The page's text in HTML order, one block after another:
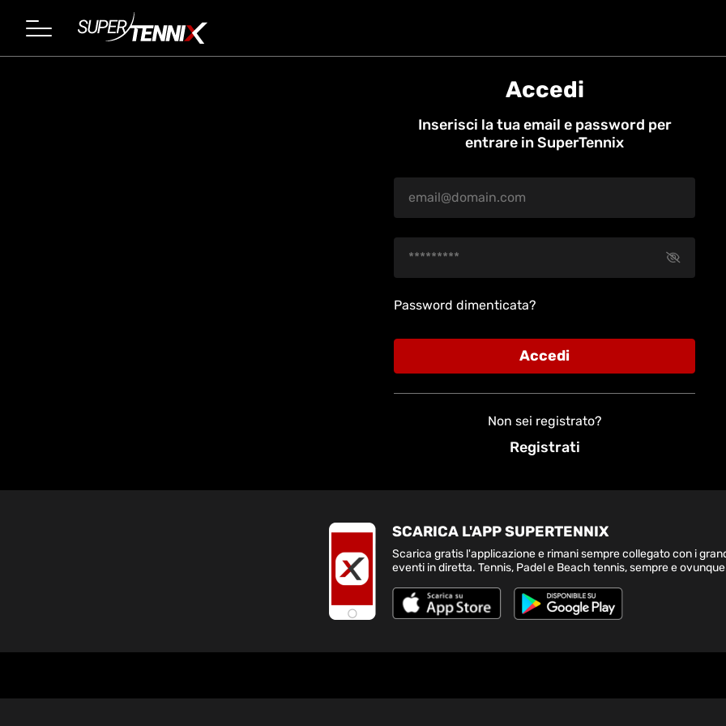
Accedi
Inserisci la tua email e password per
entrare in SuperTennix
Password dimenticata?
Accedi
Non sei registrato?
Registrati
SCARICA L'APP SUPERTENNIX
Scarica gratis l'applicazione e rimani sempre collegato con i
eventi in diretta. Tennis, Padel e Beach tennis, sempre e